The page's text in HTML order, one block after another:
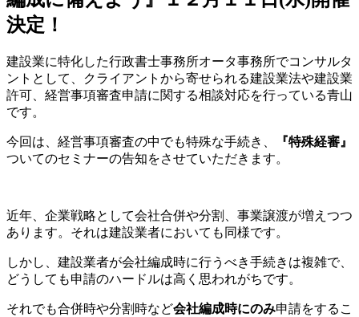
決定！
建設業に特化した行政書士事務所オータ事務所でコンサルタ
ントとして、クライアントから寄せられる建設業法や建設業
許可、経営事項審査申請に関する相談対応を行っている青山
です。
今回は、経営事項審査の中でも特殊な手続き、
『特殊経審』
ついてのセミナーの告知をさせていただきます。
近年、企業戦略として会社合併や分割、事業譲渡が増えつつ
あります。それは建設業者においても同様です。
しかし、建設業者が会社編成時に行うべき手続きは複雑で、
どうしても申請のハードルは高く思われがちです。
それでも合併時や分割時など会社編成時にのみ申請をするこ